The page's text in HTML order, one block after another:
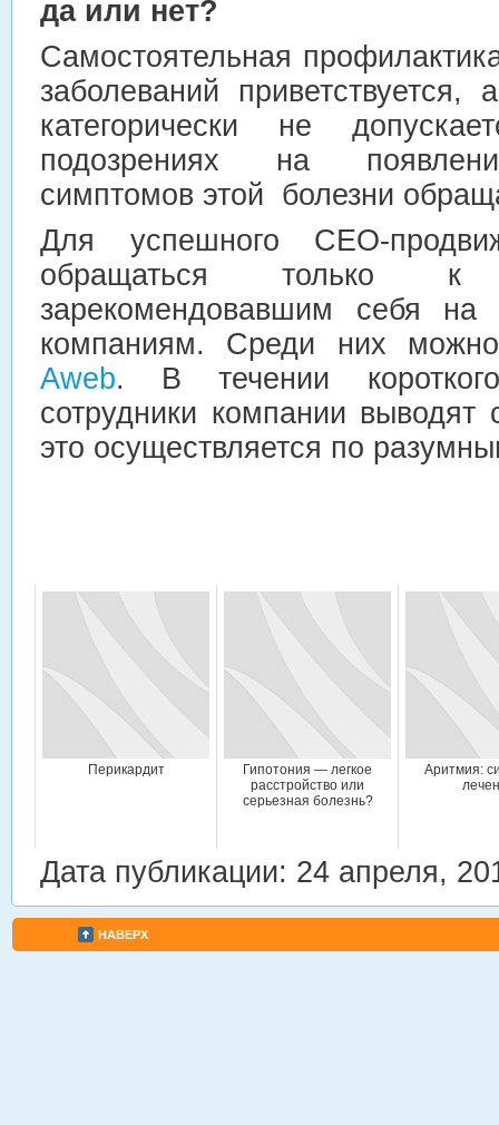
да или нет?
Самостоятельная
заболеваний
категорически не
подозрениях на
симптомов этой болезни
Для успешного СЕО-
обращаться только
зарекомендовавшим себя на
компаниям. Среди них
Aweb. В течении
сотрудники компании
это осуществляется по
Перикардит
Гипотония — легкое
расстройство или
серьезная болезнь?
Аритмия:
Дата публикации: 24 апреля,
НАВЕРХ